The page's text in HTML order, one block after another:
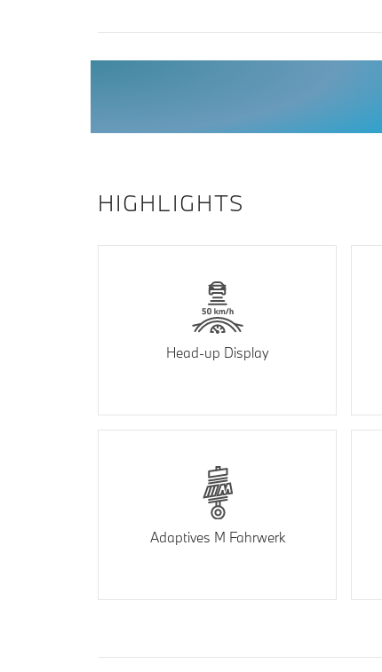
HIGHLIGHTS
Head-up Display
Adaptives M Fahrwerk